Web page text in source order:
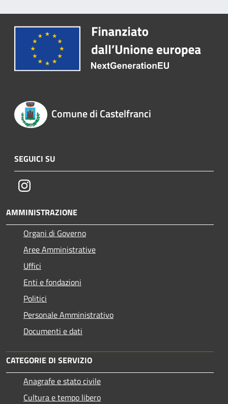
Comune di Castelfranci
SEGUICI SU
Instagram
AMMINISTRAZIONE
Organi di Governo
Aree Amministrative
Uffici
Enti e fondazioni
Politici
Personale Amministrativo
Documenti e dati
CATEGORIE DI SERVIZIO
Anagrafe e stato civile
Cultura e tempo libero